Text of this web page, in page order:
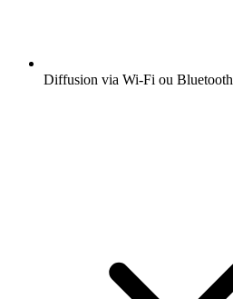
Diffusion via Wi-Fi ou Bluetooth